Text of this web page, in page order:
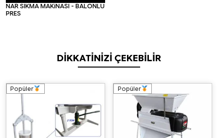
NAR SIKMA MAKiNASI - BALONLU
PRES
DIKKATINIZI ÇEKEBILIR
Popüler Popüler